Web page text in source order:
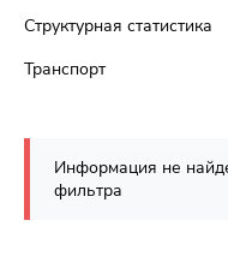
Структурная статистика
Транспорт
Информация не
фильтра